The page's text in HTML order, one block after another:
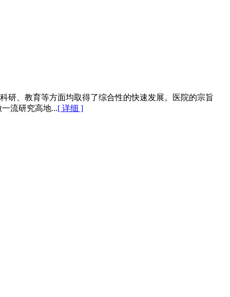
研、教育等方面均取得了综合性的快速发展。医院的宗旨
流研究高地...[ 详细 ]